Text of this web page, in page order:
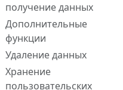
получение данных
Дополнительные
функции
Удаление данных
Хранение
пользовательских